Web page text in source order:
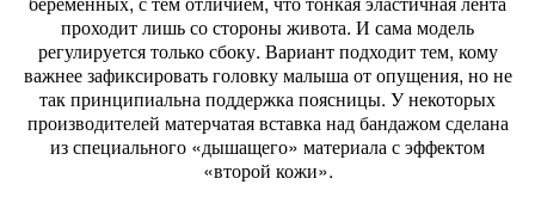
проходит лишь со стороны живота. И сама модель
регулируется только сбоку. Вариант подходит тем, кому
важнее зафиксировать головку малыша от опущения, но не
так принципиальна поддержка поясницы. У некоторых
производителей матерчатая вставка над бандажом сделана
из специального «дышащего» материала с эффектом
«второй кожи».